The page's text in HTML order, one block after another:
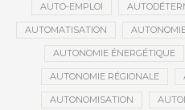
AUTO-EMPLOI
AUTOMATISATION
AUTONOMIE ÉNERGÉTIQUE
AUTONOMIE RÉGIONALE
AUTONOMISATION